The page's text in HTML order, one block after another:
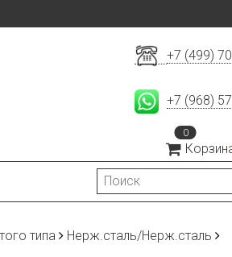
+7 (499)
+7 (968)
0
типа
Нерж.сталь/Нерж.сталь